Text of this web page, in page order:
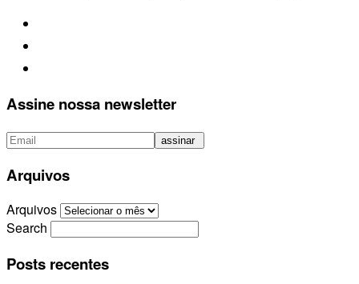
Assine nossa newsletter
Arquivos
Arquivos
Search
Posts recentes